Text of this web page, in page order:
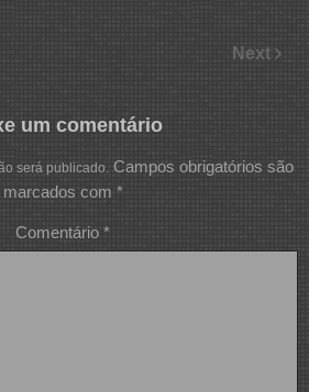
Next
um comentário
será publicado. Campos obrigatórios são
marcados com *
Comentário *